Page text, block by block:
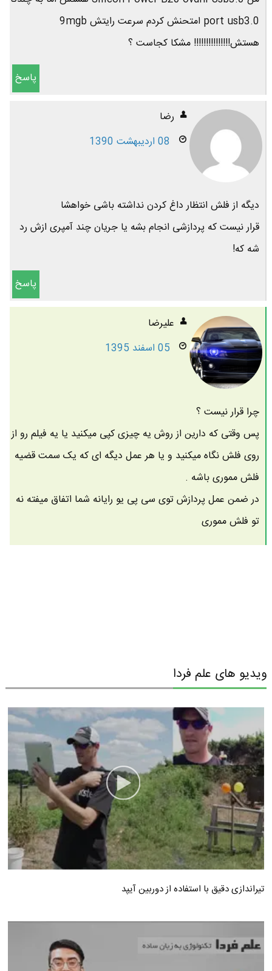
port usb3.0 امتحنش کردم سرعت رایتش 9mgb
هستش!!!!!!!!!!!!!!! مشکا کجاست ؟
پاسخ
رضا
08 اردیبهشت 1390
دیگه از فلش انتظار داغ کردن نداشته باشی خواهشا
قرار نیست که پردازشی انجام بشه یا جریان چند آمپری ازش رد
شه که!
پاسخ
علیرضا
05 اسفند 1395
چرا قرار نیست ؟
پس وقتی که دارین از روش یه چیزی کپی میکنید یا یه فیلم رو از
روی فلش نگاه میکنید و یا هر عمل دیگه ای که یک سمت قضیه
فلش مموری باشه .
در ضمن عمل پردازش توی سی پی یو رایانه شما اتفاق میفته نه
تو فلش مموری
ویدیو های علم فردا
تیراندازی دقیق با استفاده از دوربین آیپد